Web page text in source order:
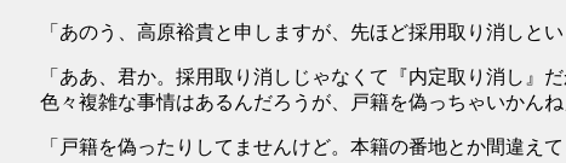
「あのう、高原裕貴と申しますが、先ほど採用取り消しと
「ああ、君か。採用取り消しじゃなくて『内定取り消し』
色々複雑な事情はあるんだろうが、戸籍を偽っちゃいかんね
「戸籍を偽ったりしてませんけど。本籍の番地とか間違えて